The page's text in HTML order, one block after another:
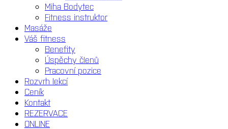
Miha Bodytec
Fitness instruktor
Masáže
Váš fitness
Benefity
Úspěchy členů
Pracovní pozice
Rozvrh lekcí
Ceník
Kontakt
REZERVACE
ONLINE